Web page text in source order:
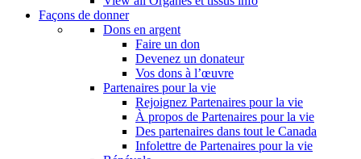
Façons de donner
Dons en argent
Faire un don
Devenez un donateur
Vos dons à l’œuvre
Partenaires pour la vie
Rejoignez Partenaires pour la vie
À propos de Partenaires pour la vie
Des partenaires dans tout le Canada
Infolettre de Partenaires pour la vie